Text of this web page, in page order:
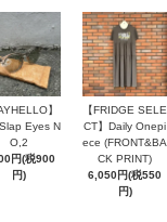
】
Eyes N
O,2
円(税900
円)
【FRIDGE SELE
CT】Daily Onepi
ece (FRONT&BA
CK PRINT)
6,050円(税550
円)